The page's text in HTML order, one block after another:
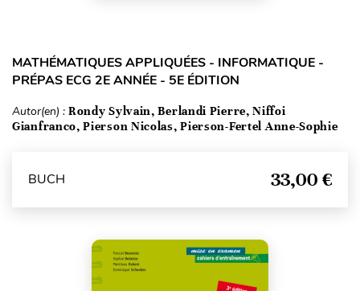
MATHÉMATIQUES APPLIQUÉES - INFORMATIQUE -
PRÉPAS ECG 2E ANNÉE - 5E ÉDITION
Autor(en) : Rondy Sylvain, Berlandi Pierre, Niffoi
Gianfranco, Pierson Nicolas, Pierson-Fertel Anne-Sophie
BUCH 33,00 €